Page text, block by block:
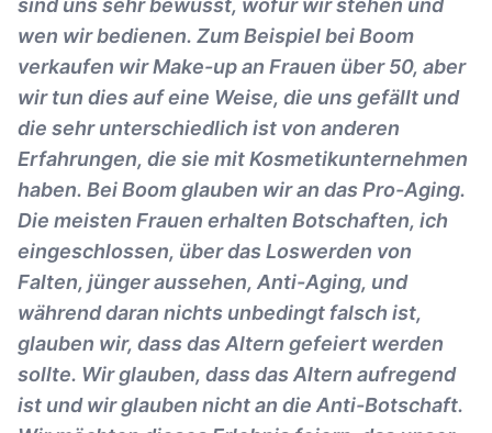
sind uns sehr bewusst, wofür wir stehen und
wen wir bedienen. Zum Beispiel bei Boom
verkaufen wir Make-up an Frauen über 50, aber
wir tun dies auf eine Weise, die uns gefällt und
die sehr unterschiedlich ist von anderen
Erfahrungen, die sie mit Kosmetikunternehmen
haben. Bei Boom glauben wir an das Pro-Aging.
Die meisten Frauen erhalten Botschaften, ich
eingeschlossen, über das Loswerden von
Falten, jünger aussehen, Anti-Aging, und
während daran nichts unbedingt falsch ist,
glauben wir, dass das Altern gefeiert werden
sollte. Wir glauben, dass das Altern aufregend
ist und wir glauben nicht an die Anti-Botschaft.